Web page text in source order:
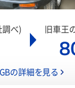
べ) 旧車王
の詳細を見る